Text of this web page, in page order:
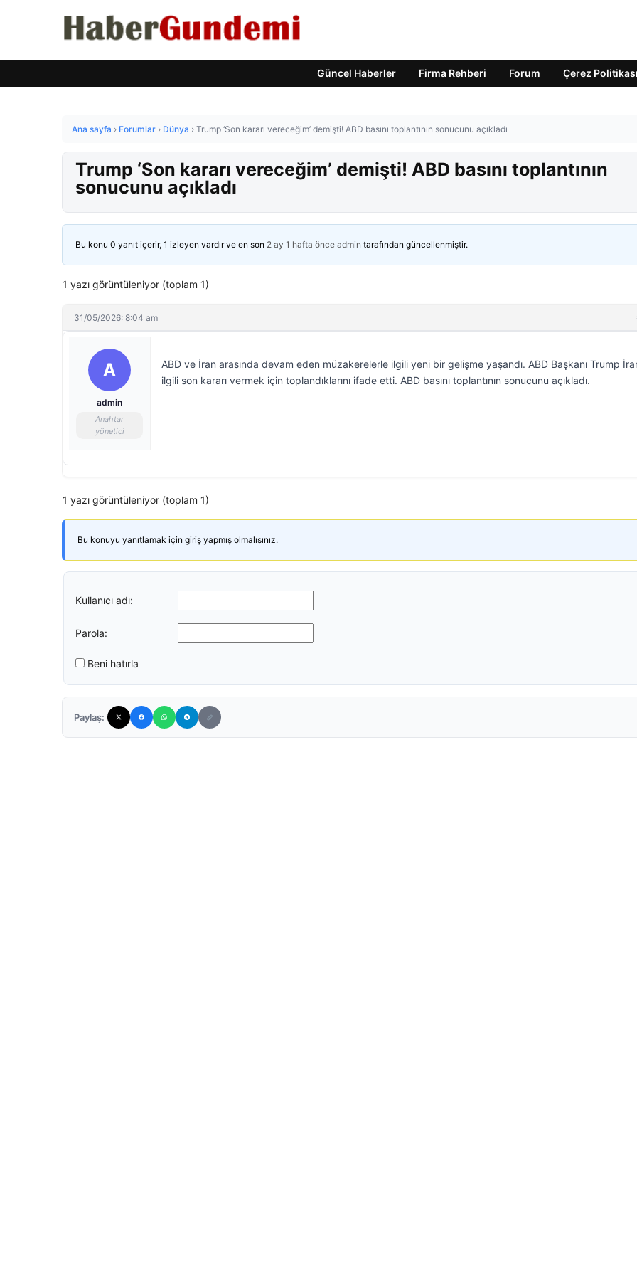
Güncel Haberler Firma Rehberi Forum Çerez Politikası
Ana sayfa › Forumlar › Dünya › Trump ‘Son kararı vereceğim’ demişti! ABD basını toplantının sonucunu açıkladı
Trump ‘Son kararı vereceğim’ demişti! ABD basını toplantının
sonucunu açıkladı
Bu konu 0 yanıt içerir, 1 izleyen vardır ve en son 2 ay 1 hafta önce admin tarafından güncellenmiştir.
1 yazı görüntüleniyor (toplam 1)
31/05/2026: 8:04 am
A
admin
Anahtar
yönetici
ABD ve İran arasında devam eden müzakerelerle ilgili yeni bir gelişme yaşandı. ABD Başkanı Trump
ilgili son kararı vermek için toplandıklarını ifade etti. ABD basını toplantının sonucunu açıkladı.
1 yazı görüntüleniyor (toplam 1)
Bu konuyu yanıtlamak için giriş yapmış olmalısınız.
Kullanıcı adı:
Parola:
Beni hatırla
Paylaş: